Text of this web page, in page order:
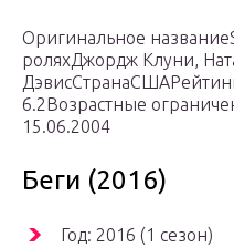
Оригинальное
роляхДжордж Клуни,
6.2Возрастные
15.06.2004
Беги (2016)
Год: 2016 (1 сезон)